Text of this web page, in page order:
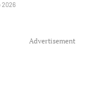
2026
Advertisement